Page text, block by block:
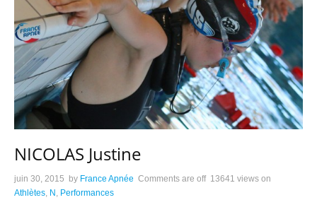
NICOLAS Justine
juin 30, 2015 by France Apnée Comments are off 13641 views on
Athlètes, N , Performances